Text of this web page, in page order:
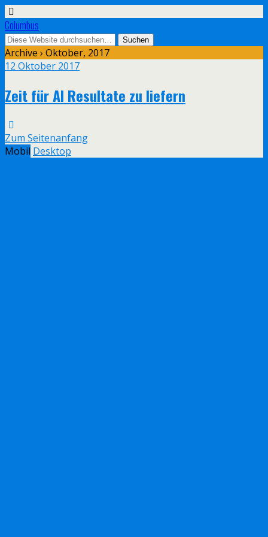
Columbus
Archive › Oktober, 2017
12 Oktober 2017
Zeit für AI Resultate zu liefern
Zum Seitenanfang
Mobil Desktop